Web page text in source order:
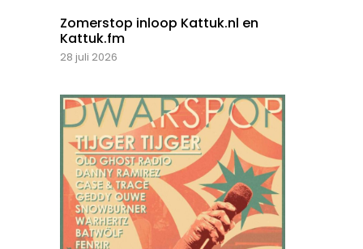
Zomerstop inloop Kattuk.nl en
Kattuk.fm
28 juli 2026